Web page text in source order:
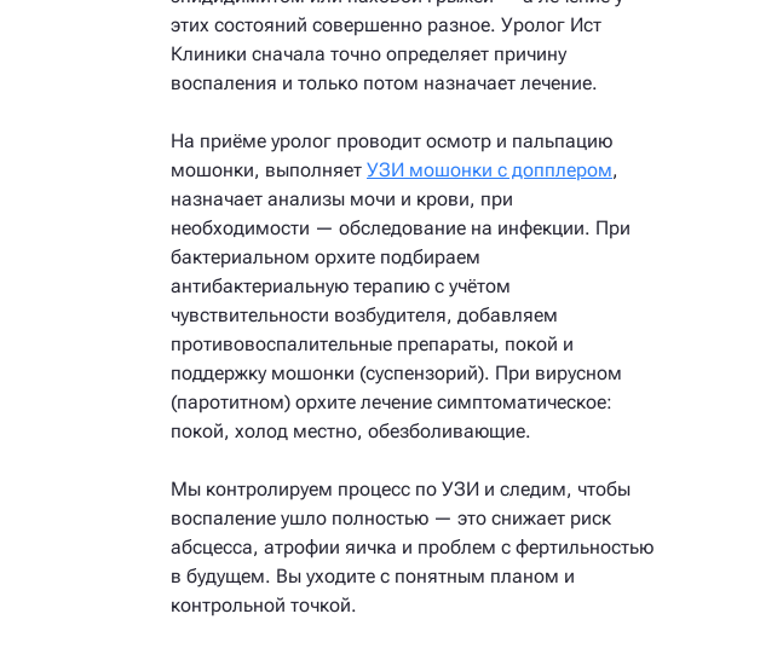
этих состояний совершенно разное. Уролог Ист
Клиники сначала точно определяет причину
воспаления и только потом назначает лечение.
На приёме уролог проводит осмотр и пальпацию
мошонки, выполняет УЗИ мошонки с допплером,
назначает анализы мочи и крови, при
необходимости — обследование на инфекции. При
бактериальном орхите подбираем
антибактериальную терапию с учётом
чувствительности возбудителя, добавляем
противовоспалительные препараты, покой и
поддержку мошонки (суспензорий). При вирусном
(паротитном) орхите лечение симптоматическое:
покой, холод местно, обезболивающие.
Мы контролируем процесс по УЗИ и следим, чтобы
воспаление ушло полностью — это снижает риск
абсцесса, атрофии яичка и проблем с фертильностью
в будущем. Вы уходите с понятным планом и
контрольной точкой.